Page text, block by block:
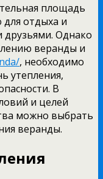
площадь
отдыха и
друзьями. Однако
веранды и
, необходимо
утепления,
В
и целей
можно выбрать
веранды.